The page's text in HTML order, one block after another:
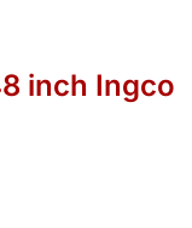
inch Ingco